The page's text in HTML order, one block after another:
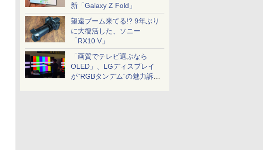
新「Galaxy Z Fold」
望遠ブーム来てる!? 9年ぶり
に大復活した、ソニー
「RX10 V」
「画質でテレビ選ぶなら
OLED」、LGディスプレイ
が“RGBタンデム”の魅力訴